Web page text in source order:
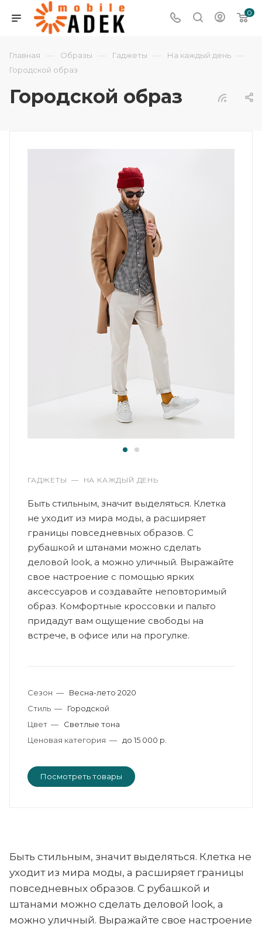
0
Главная — Образы — Гаджеты — На каждый день —
Городской образ
Городской образ
ГАДЖЕТЫ— НА КАЖДЫЙ ДЕНЬ
Быть стильным, значит выделяться. Клетка
не уходит из мира моды, а расширяет
границы повседневных образов. С
рубашкой и штанами можно сделать
деловой look, а можно уличный. Выражайте
свое настроение с помощью ярких
аксессуаров и создавайте неповторимый
образ. Комфортные кроссовки и пальто
придадут вам ощущение свободы на
встрече, в офисе или на прогулке.
Сезон —
Весна-лето 2020
Стиль —
Городской
Цвет —
Светлые тона
Ценовая категория — до 15 000 р.
Посмотреть товары
Быть стильным, значит выделяться. Клетка не
уходит из мира моды, а расширяет границы
повседневных образов. С рубашкой и
штанами можно сделать деловой look, а
можно уличный. Выражайте свое настроение